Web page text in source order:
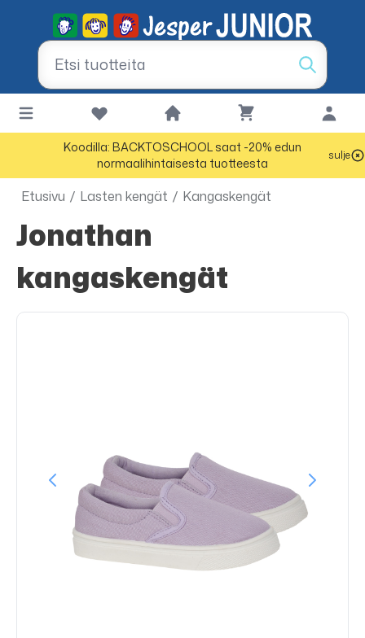
Koodilla: BACKTOSCHOOL saat -20% edun
normaalihintaisesta tuotteesta
sulje
Etusivu / Lasten kengät / Kangaskengät
Jonathan
kangaskengät